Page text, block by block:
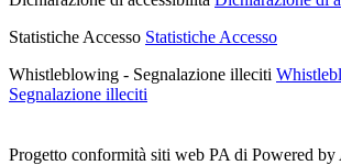
Statistiche Accesso Statistiche Accesso
Whistleblowing - Segnalazione illeciti
Segnalazione illeciti
Progetto conformità siti web PA di Powered by